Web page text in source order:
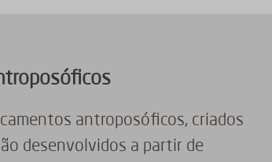
antroposóficos, criados
desenvolvidos a partir de